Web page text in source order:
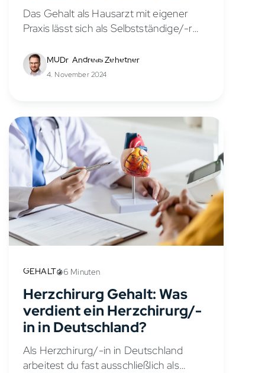
Das Gehalt als Hausarzt mit eigener
Praxis lässt sich als Selbstständige/-r
Vergleich zu angestellten Ärzt/-innen in
Krankenhäusern bietet die
MUDr. Andreas Zehetner
4. November 2024
GEHALT 6 Minuten
Herzchirurg Gehalt: Was
verdient ein Herzchirurg/-
in in Deutschland?
Als Herzchirurg/-in in Deutschland
arbeitest du fast ausschließlich als